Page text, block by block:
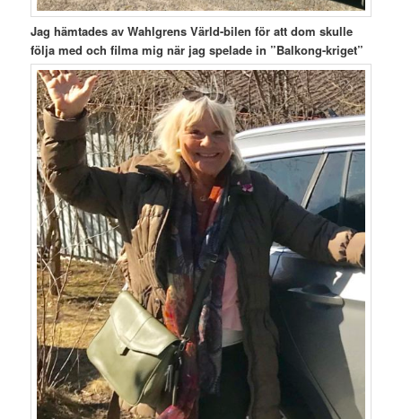
Jag hämtades av Wahlgrens Värld-bilen för att dom skulle
följa med och filma mig när jag spelade in ”Balkong-kriget”